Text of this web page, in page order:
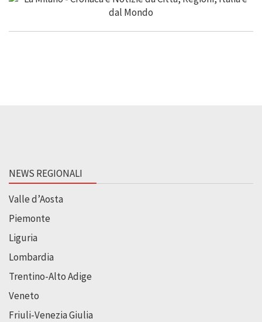
NEWS REGIONALI
Valle d’Aosta
Piemonte
Liguria
Lombardia
Trentino-Alto Adige
Veneto
Friuli-Venezia Giulia